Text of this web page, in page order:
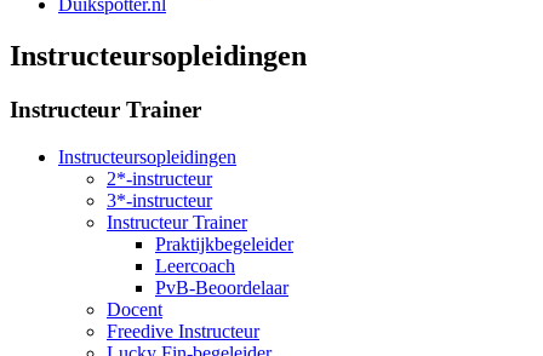
Duikspotter.nl
Instructeursopleidingen
Instructeur Trainer
Instructeursopleidingen
2*-instructeur
3*-instructeur
Instructeur Trainer
Praktijkbegeleider
Leercoach
PvB-Beoordelaar
Docent
Freedive Instructeur